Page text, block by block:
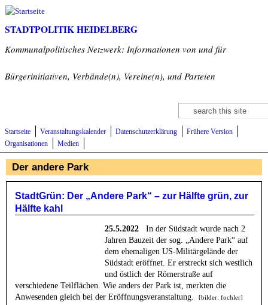
Direkt zum Inhalt
STADTPOLITIK HEIDELBERG
Kommunalpolitisches Netzwerk: Informationen von und für
Bürgerinitiativen, Verbände(n), Vereine(n), und Parteien
Suchformular
Suche
Startseite Veranstaltungskalender Datenschutzerklärung
Frühere Version
Organisationen
Medien
Der andere Park
StadtGrün: Der „Andere Park“ – zur Hälfte grün, zur
Hälfte kahl
25.5.2022
In der Südstadt wurde nach 2
Jahren Bauzeit der sog. „Andere Park“ auf
dem ehemaligen US-Militärgelände der
Südstadt eröffnet. Er erstreckt sich westlich
und östlich der Römerstraße auf
verschiedene Teilflächen. Wie anders der Park ist, merkten die
Anwesenden gleich bei der Eröffnungsveranstaltung.
[bilder: fochler]